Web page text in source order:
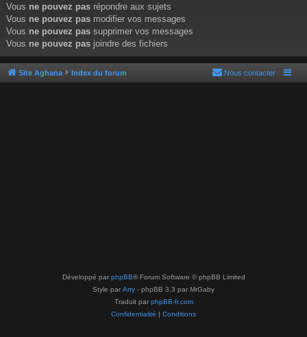
Vous ne pouvez pas répondre aux sujets
Vous ne pouvez pas modifier vos messages
Vous ne pouvez pas supprimer vos messages
Vous ne pouvez pas joindre des fichiers
Site Aghana Index du forum Nous contacter
Développé par phpBB® Forum Software © phpBB Limited
Style par Arty - phpBB 3.3 par MrGaby
Traduit par phpBB-fr.com
Confidentialité | Conditions